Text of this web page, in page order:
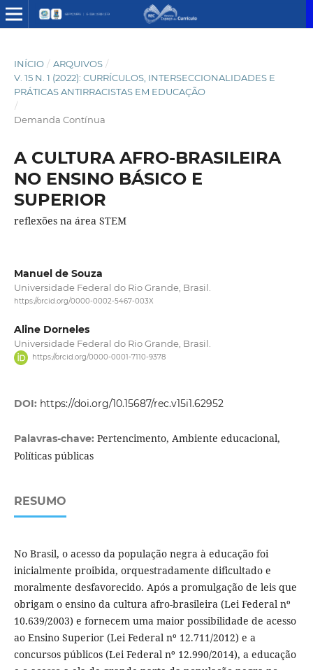
INÍCIO / ARQUIVOS /
V. 15 N. 1 (2022): CURRÍCULOS, INTERSECCIONALIDADES E
PRÁTICAS ANTIRRACISTAS EM EDUCAÇÃO
/
Demanda Contínua
A CULTURA AFRO-BRASILEIRA
NO ENSINO BÁSICO E
SUPERIOR
reflexões na área STEM
Manuel de Souza
Universidade Federal do Rio Grande, Brasil.
https://orcid.org/0000-0002-5467-003X
Aline Dorneles
Universidade Federal do Rio Grande, Brasil.
https://orcid.org/0000-0001-7110-9378
DOI: https://doi.org/10.15687/rec.v15i1.62952
Palavras-chave: Pertencimento, Ambiente educacional,
Políticas públicas
RESUMO
No Brasil, o acesso da população negra à educação foi
inicialmente proibida, orquestradamente dificultado e
moralmente desfavorecido. Após a promulgação de leis que
obrigam o ensino da cultura afro-brasileira (Lei Federal nº
10.639/2003) e fornecem uma maior possibilidade de acesso
ao Ensino Superior (Lei Federal nº 12.711/2012) e a
concursos públicos (Lei Federal nº 12.990/2014), a educação